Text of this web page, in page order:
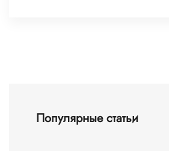
Популярные статьи